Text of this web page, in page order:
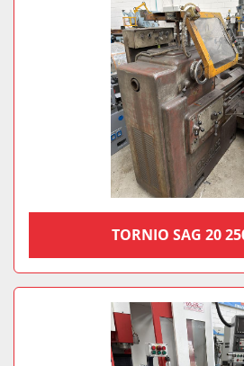
TORNIO SAG 20